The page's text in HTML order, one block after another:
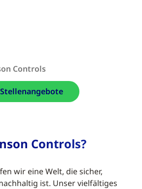
Controls
Stellenangebote
Controls?
wir eine Welt, die sicher,
ist. Unser vielfältiges